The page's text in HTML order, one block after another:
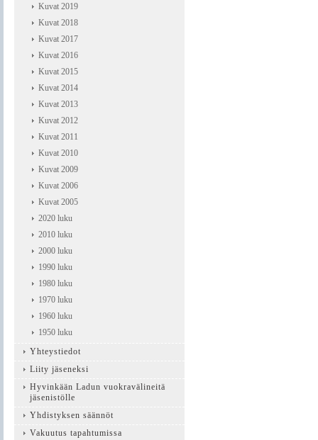
Kuvat 2019
Kuvat 2018
Kuvat 2017
Kuvat 2016
Kuvat 2015
Kuvat 2014
Kuvat 2013
Kuvat 2012
Kuvat 2011
Kuvat 2010
Kuvat 2009
Kuvat 2006
Kuvat 2005
2020 luku
2010 luku
2000 luku
1990 luku
1980 luku
1970 luku
1960 luku
1950 luku
Yhteystiedot
Liity jäseneksi
Hyvinkään Ladun vuokravälineitä
jäsenistölle
Yhdistyksen säännöt
Vakuutus tapahtumissa